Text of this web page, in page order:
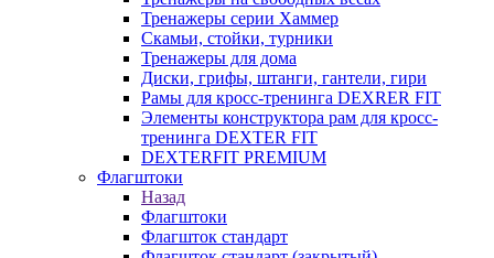
Тренажеры серии Хаммер
Скамьи, стойки, турники
Тренажеры для дома
Диски, грифы, штанги, гантели, гири
Рамы для кросс-тренинга DEXRER FIT
Элементы конструктора рам для кросс-
тренинга DEXTER FIT
DEXTERFIT PREMIUM
Флагштоки
Назад
Флагштоки
Флагшток стандарт